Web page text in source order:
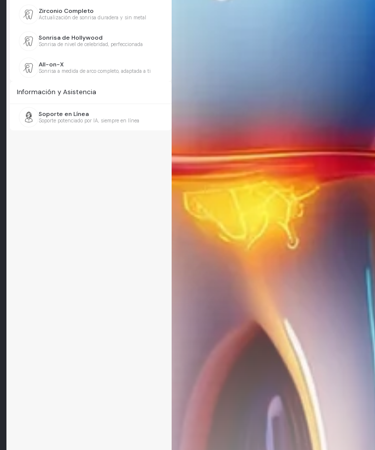
Zirconio Completo
Actualización de sonrisa duradera y sin metal
Sonrisa de Hollywood
Sonrisa de nivel de celebridad, perfeccionada
All-on-X
Sonrisa a medida de arco completo, adaptada a ti
Información y Asistencia
Soporte en Línea
Soporte potenciado por IA, siempre en línea